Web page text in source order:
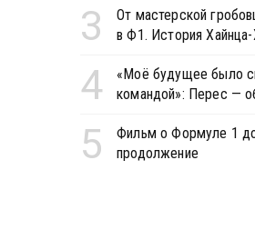
3
От мастерской
в Ф1. История
4
«Моё будущее было
командой»: Перес —
5
Фильм о Формуле 1
продолжение